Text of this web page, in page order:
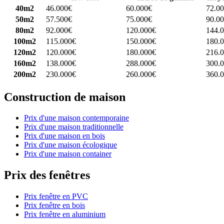
40m2
46.000€ 60.000€
50m2
57.500€ 75.000€
80m2
92.000€ 120.000€
100m2
115.000€ 150.000€
120m2
120.000€ 180.000€
160m2
138.000€ 288.000€
200m2
230.000€ 260.000€
Construction de maison
Prix d'une maison contemporaine
Prix d'une maison traditionnelle
Prix d'une maison en bois
Prix d'une maison écologique
Prix d'une maison container
Prix des fenêtres
Prix fenêtre en PVC
Prix fenêtre en bois
Prix fenêtre en aluminium